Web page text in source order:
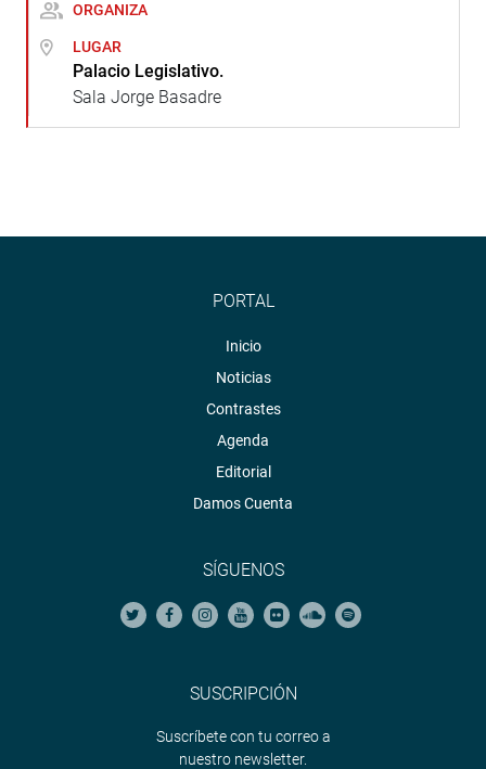
ORGANIZA
LUGAR
Palacio Legislativo.
Sala Jorge Basadre
PORTAL
Inicio
Noticias
Contrastes
Agenda
Editorial
Damos Cuenta
SÍGUENOS
SUSCRIPCIÓN
Suscríbete con tu correo a
nuestro newsletter.